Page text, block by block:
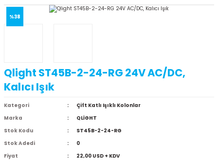
%38
Qlight ST45B-2-24-RG 24V AC/DC,
Kalıcı Işık
Kategori
Çift Katlı Işıklı Kolonlar
Marka
QLİGHT
Stok Kodu
ST45B-2-24-RG
Stok Adedi
0
Fiyat
22,00 USD + KDV